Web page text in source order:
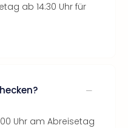
ab 14:30 Uhr für
Uhr am Abreisetag